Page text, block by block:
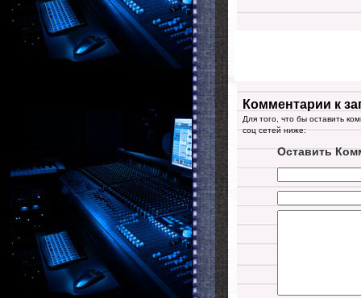
Комментарии к
Для того, что бы оставить
соц сетей ниже:
Оставить